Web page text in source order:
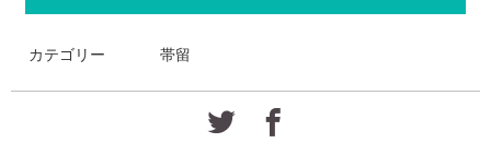
カテゴリー 帯留